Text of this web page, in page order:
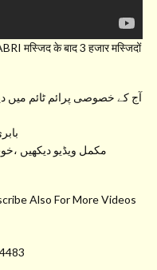
मस्जिद के बाद 3 हजार मस्जिदों
آج کے خصوصی پرائم ٹائم میں
بابری
مکمل ویڈیو دیکھیں
Also For More Videos